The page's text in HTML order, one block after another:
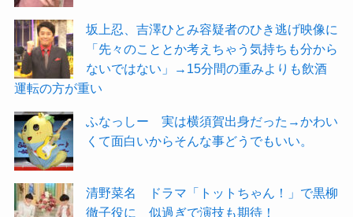
坂上忍、吉澤ひとみ容疑者のひき逃げ映像に
「先々のこととか考えちゃう気持ちも分から
ないではない」→15分間の重みよりも飲酒
運転の方が重い
ふなっしー 実は横須賀出身だった→かわい
くて面白いからそんな事どうでもいい。
清野菜名 ドラマ「トットちゃん！」で黒柳
徹子役に 似過ぎで演技も期待！